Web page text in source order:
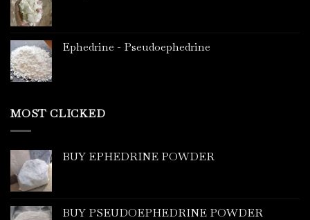
Ephedrine - Pseudoephedrine
MOST CLICKED
BUY EPHEDRINE POWDER
BUY PSEUDOEPHEDRINE POWDER